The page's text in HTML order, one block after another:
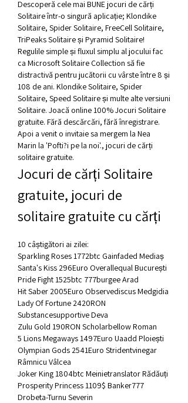
Descoperă cele mai BUNE jocuri de cărți
Solitaire într-o singură aplicație; Klondike
Solitaire, Spider Solitaire, FreeCell Solitaire,
TriPeaks Solitaire și Pyramid Solitaire!
Regulile simple și fluxul simplu al jocului fac
ca Microsoft Solitaire Collection să fie
distractivă pentru jucătorii cu vârste între 8 și
108 de ani. Klondike Solitaire, Spider
Solitaire, Speed Solitaire și multe alte versiuni
Solitaire. Joacă online 100% Jocuri Solitaire
gratuite. Fără descărcări, fără înregistrare.
Apoi a venit o invitaie sa mergem la Nea
Marin la 'Pofti?i pe la noi'., jocuri de cărți
solitaire gratuite.
Jocuri de cărți Solitaire
gratuite, jocuri de
solitaire gratuite cu cărți
10 câștigători ai zilei:
Sparkling Roses 1772btc Gainfaded Mediaș
Santa's Kiss 296Euro Overallequal București
Pride Fight 1525btc 777burgee Arad
Hit Saber 2005Euro Observediscus Medgidia
Lady Of Fortune 2420RON
Substancesupportive Deva
Zulu Gold 190RON Scholarbellow Roman
5 Lions Megaways 1497Euro Uaadd Ploiești
Olympian Gods 2541Euro Stridentvinegar
Râmnicu Vâlcea
Joker King 1804btc Meinietranslator Rădăuți
Prosperity Princess 1109$ Banker777
Drobeta-Turnu Severin